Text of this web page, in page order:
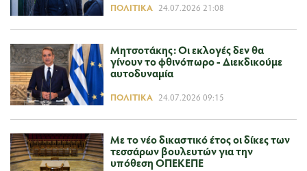
ΠΟΛΙΤΙΚΆ 24.07.2026 21:08
Μητσοτάκης: Οι εκλογές δεν θα
γίνουν το φθινόπωρο - Διεκδικούμε
αυτοδυναμία
ΠΟΛΙΤΙΚΆ 24.07.2026 09:15
Με το νέο δικαστικό έτος οι δίκες των
τεσσάρων βουλευτών για την
υπόθεση ΟΠΕΚΕΠΕ